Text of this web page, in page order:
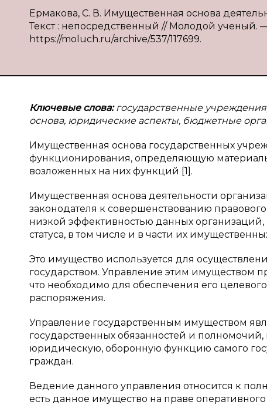
Ермакова, С. В. Имущественная основа
Текст : непосредственный // Молодой ученый.
https://moluch.ru/archive/537/117699.
Ключевые слова:государственные
основа, юридические аспекты, бюджетные
Имущественная основа государственных
функционирования, определяющую
возложенных на них функций [1].
Имущественная основа деятельности
законодателя к совершенствованию
низкой эффективностью данных организаций,
статуса, в том числе и в части их
Это имущество используется для
государством. Управление этим имуществом
что необходимо для обеспечения его
распоряжения.
Управление государственным имуществом
государственных обязанностей и
юридическую, оборонную функцию самого
граждан.
Ведение данного управления относится к
есть данное имущество на праве